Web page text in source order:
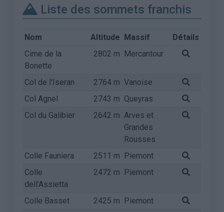
Liste des sommets franchis
Nom Altitude Massif
Détails
Cime de la
Bonette
2802 m Mercantour
Col de l'Iseran 2764 m Vanoise
Col Agnel
2743 m Queyras
Col du Galibier
2642 m Arves et
Grandes
Rousses
Colle Fauniera
2511 m Piemont
Colle
dell'Assietta
2472 m Piemont
Colle Basset 2425 m Piemont